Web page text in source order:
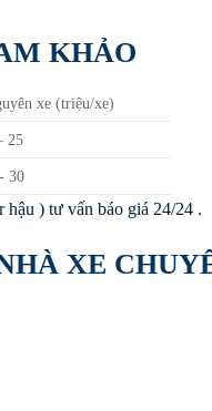
KHẢO
xe (triệu/xe)
25
30
) tư vấn báo giá 24/24 .
XE